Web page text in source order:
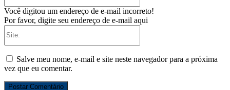
Você digitou um endereço de e-mail incorreto!
Por favor, digite seu endereço de e-mail aqui
Salve meu nome, e-mail e site neste navegador para a próxima
vez que eu comentar.